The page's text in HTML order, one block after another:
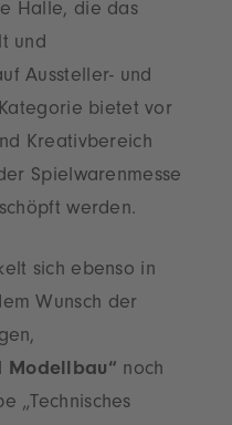
Halle, die das
und
Aussteller- und
bietet vor
Kreativbereich
Spielwarenmesse
werden.
sich ebenso in
Wunsch der
Modellbau“ noch
„Technisches